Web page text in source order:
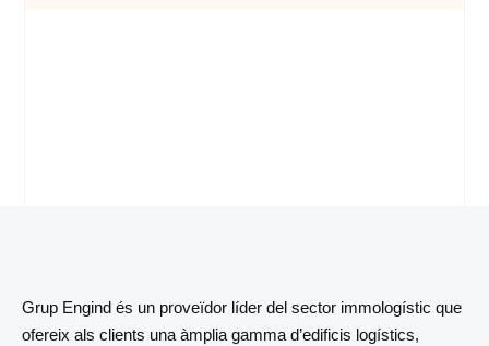
Grup Engind és un proveïdor líder del sector immologístic que
ofereix als clients una àmplia gamma d’edificis logístics,